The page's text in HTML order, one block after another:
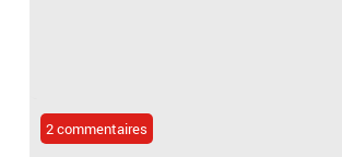
2 commentaires